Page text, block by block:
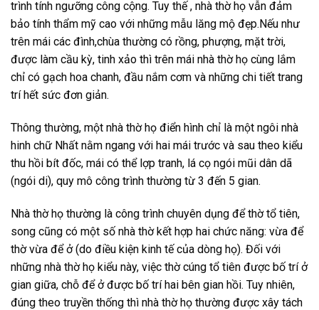
trình tính ngưỡng công cộng. Tuy thế , nhà thờ họ vẫn đảm
bảo tính thẩm mỹ cao với những mẫu lăng mộ đẹp.Nếu như
trên mái các đình,chùa thường có rồng, phượng, mặt trời,
được làm cầu kỳ, tinh xảo thì trên mái nhà thờ họ cùng lắm
chỉ có gạch hoa chanh, đầu nắm cơm và những chi tiết trang
trí hết sức đơn giản.
Thông thường, một nhà thờ họ điển hình chỉ là một ngôi nhà
hinh chữ Nhất nằm ngang với hai mái trước và sau theo kiểu
thu hồi bít đốc, mái có thể lợp tranh, lá cọ ngói mũi dân dã
(ngói di), quy mô công trình thường từ 3 đến 5 gian.
Nhà thờ họ thường là công trình chuyên dụng để thờ tổ tiên,
song cũng có một số nhà thờ kết hợp hai chức năng: vừa để
thờ vừa để ở (do điều kiện kinh tế của dòng họ). Đối với
những nhà thờ họ kiểu này, việc thờ cúng tổ tiên được bố trí ở
gian giữa, chỗ để ở được bố trí hai bên gian hồi. Tuy nhiên,
đúng theo truyền thống thì nhà thờ họ thường được xây tách